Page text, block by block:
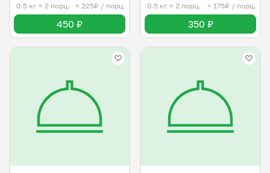
0.5 кг ≈ 2 порц. ≈ 225₽ / порц.
450 ₽
0.5 кг ≈ 2 порц. ≈ 175₽ / порц.
350 ₽